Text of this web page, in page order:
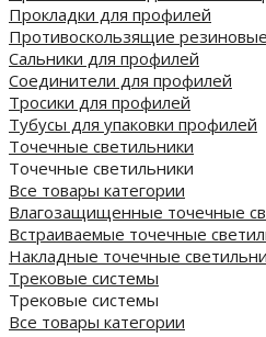
Прокладки для профилей
Противоскользящие резиновые
Сальники для профилей
Соединители для профилей
Тросики для профилей
Тубусы для упаковки профилей
Точечные светильники
Точечные светильники
Все товары категории
Влагозащищенные точечные
Встраиваемые точечные
Накладные точечные
Трековые системы
Трековые системы
Все товары категории